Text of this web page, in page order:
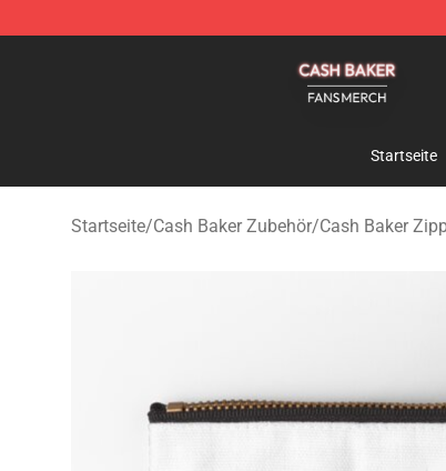
Startseite
Startseite/Cash Baker Zubehör/Cash Baker